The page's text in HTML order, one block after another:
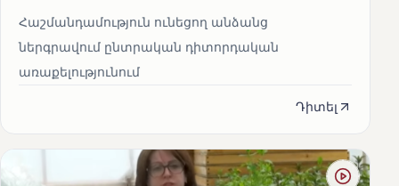
Հաշմանդամություն ունեցող անձանց
ներգրավում ընտրական դիտորդական
առաքելությունում
Դիտել